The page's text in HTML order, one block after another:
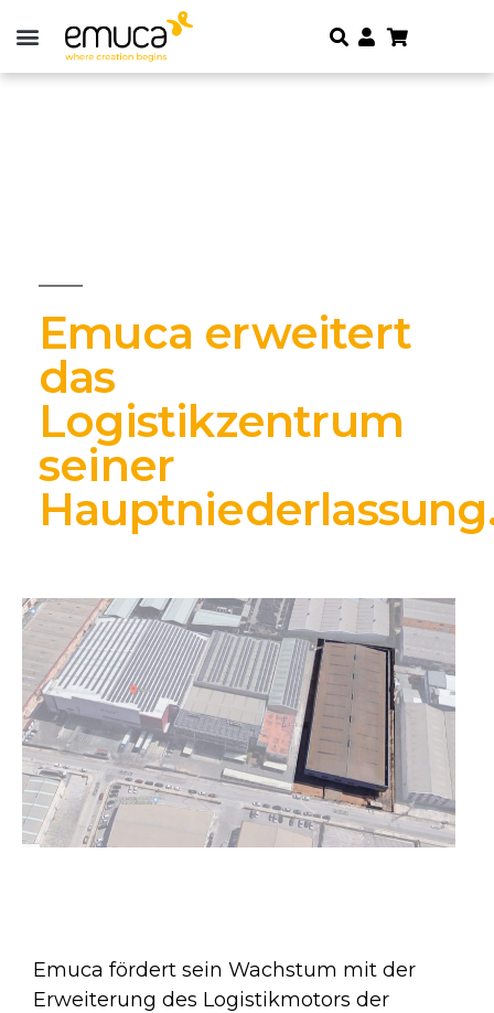
Emuca erweitert
das
Logistikzentrum
seiner
Emuca fördert sein Wachstum mit der
Erweiterung des Logistikmotors der